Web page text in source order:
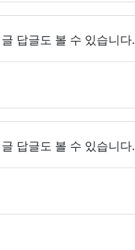
답글도 볼 수 있습니다.
답글도 볼 수 있습니다.